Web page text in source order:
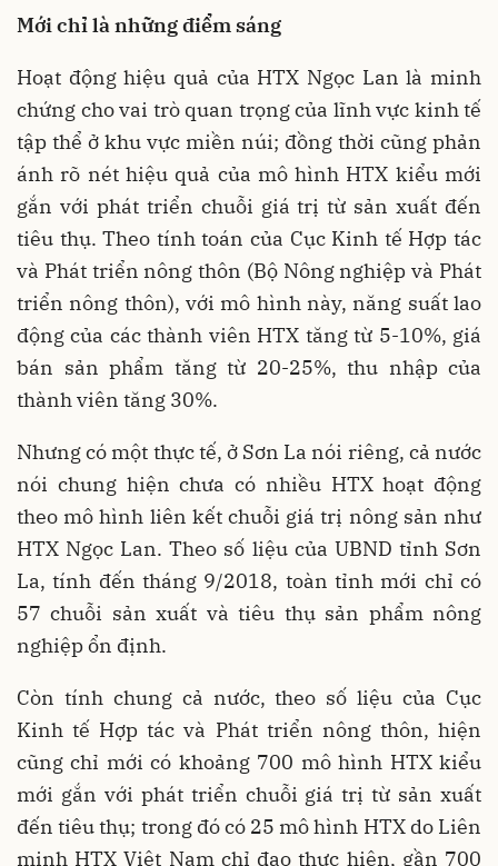
Mới chỉ là những điểm sáng
Hoạt động hiệu quả của HTX Ngọc Lan là minh
chứng cho vai trò quan trọng của lĩnh vực kinh tế
tập thể ở khu vực miền núi; đồng thời cũng phản
ánh rõ nét hiệu quả của mô hình HTX kiểu mới
gắn với phát triển chuỗi giá trị từ sản xuất đến
tiêu thụ. Theo tính toán của Cục Kinh tế Hợp tác
và Phát triển nông thôn (Bộ Nông nghiệp và Phát
triển nông thôn), với mô hình này, năng suất lao
động của các thành viên HTX tăng từ 5-10%, giá
bán sản phẩm tăng từ 20-25%, thu nhập của
thành viên tăng 30%.
Nhưng có một thực tế, ở Sơn La nói riêng, cả nước
nói chung hiện chưa có nhiều HTX hoạt động
theo mô hình liên kết chuỗi giá trị nông sản như
HTX Ngọc Lan. Theo số liệu của UBND tỉnh Sơn
La, tính đến tháng 9/2018, toàn tỉnh mới chỉ có
57 chuỗi sản xuất và tiêu thụ sản phẩm nông
nghiệp ổn định.
Còn tính chung cả nước, theo số liệu của Cục
Kinh tế Hợp tác và Phát triển nông thôn, hiện
cũng chỉ mới có khoảng 700 mô hình HTX kiểu
mới gắn với phát triển chuỗi giá trị từ sản xuất
đến tiêu thụ; trong đó có 25 mô hình HTX do Liên
minh HTX Việt Nam chỉ đạo thực hiện, gần 700